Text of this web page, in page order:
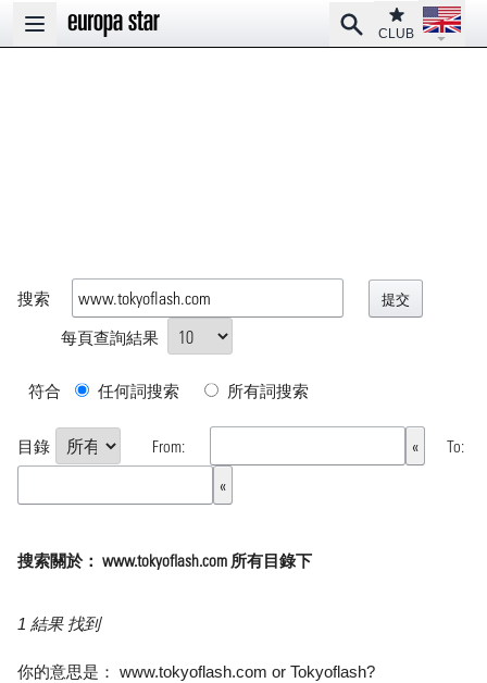
Open main menu
SearchClub
CLUB
Open
搜索
每頁查詢結果
符合 任何詞搜索 所有詞搜索
目錄 From: To:
搜索關於： www.tokyoflash.com 所有目錄下
1 結果 找到
你的意思是： www.tokyoflash.com or Tokyoflash?